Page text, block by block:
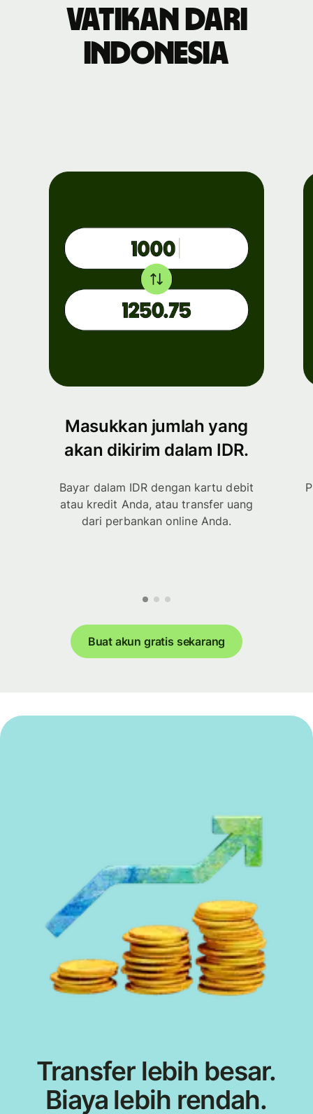
Vatikan dari
Indonesia
Masukkan jumlah yang
akan dikirim dalam IDR.
Bayar dalam IDR dengan kartu debit
atau kredit Anda, atau transfer uang
dari perbankan online Anda.
Buat akun gratis sekarang
Transfer lebih besar.
Biaya lebih rendah.